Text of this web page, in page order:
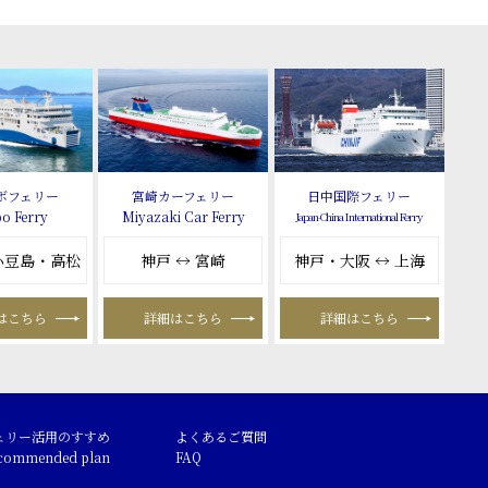
フェリー
Ferry
島・高松
こちら
宮崎カーフェリー
Miyazaki Car Ferry
神戸 ↔ 宮崎
詳細はこちら
日中国際フェリー
Japan-China International Ferry
神戸・大阪 ↔ 上海
詳細はこちら
リー活用のすすめ
plan
よくあるご質問
FAQ